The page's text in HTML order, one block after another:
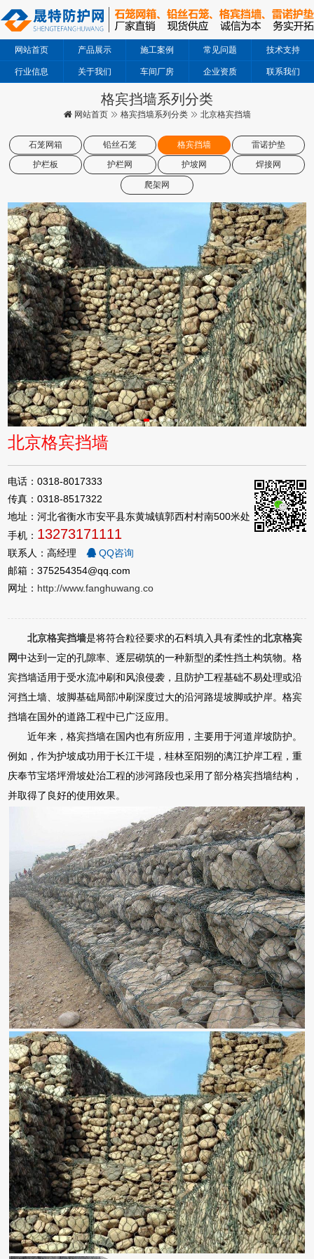
网站首页 产品展示 施工案例 常见问题 技术支持
行业信息 关于我们 车间厂房 企业资质 联系我们
格宾挡墙系列分类
网站首页 格宾挡墙系列分类 北京格宾挡墙
石笼网箱 铅丝石笼 格宾挡墙 雷诺护垫
护栏板 护栏网 护坡网 焊接网
爬架网
北京格宾挡墙
电话：0318-8017333
传真：0318-8517322
地址：河北省衡水市安平县东黄城镇郭西村村南500米处
手机： 13273171111
联系人：高经理
QQ咨询
邮箱：375254354@qq.com
网址： http://www.fanghuwang.co
北京格宾挡墙是将符合粒径要求的石料填入具有柔性的北京格宾
网中达到一定的孔隙率、逐层砌筑的一种新型的柔性挡土构筑物。格
宾挡墙适用于受水流冲刷和风浪侵袭，且防护工程基础不易处理或沿
河挡土墙、坡脚基础局部冲刷深度过大的沿河路堤坡脚或护岸。格宾
挡墙在国外的道路工程中已广泛应用。
近年来，格宾挡墙在国内也有所应用，主要用于河道岸坡防护。
例如，作为护坡成功用于长江干堤，桂林至阳朔的漓江护岸工程，重
庆奉节宝塔坪滑坡处治工程的涉河路段也采用了部分格宾挡墙结构，
并取得了良好的使用效果。